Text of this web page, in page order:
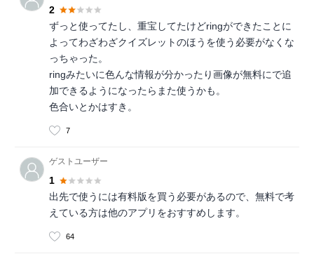
2
ずっと使ってたし、重宝してたけどringができたことに
よってわざわざクイズレットのほうを使う必要がなくな
っちゃった。
ringみたいに色んな情報が分かったり画像が無料にで追
加できるようになったらまた使うかも。
色合いとかはすき。
7
ゲストユーザー
1
出先で使うには有料版を買う必要があるので、無料で考
えている方は他のアプリをおすすめします。
64